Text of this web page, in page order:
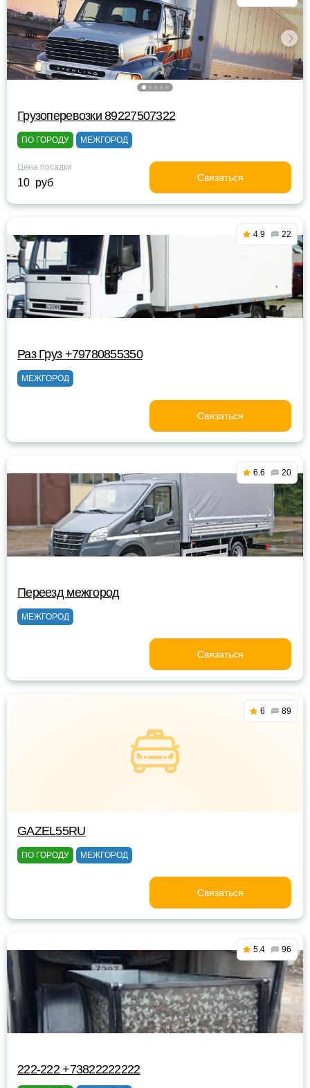
Грузоперевозки 89227507322
ПО ГОРОДУ МЕЖГОРОД
Цена посадки
10 руб Связаться
4.9 22
Раз Груз +79780855350
МЕЖГОРОД
Связаться
6.6 20
Переезд межгород
МЕЖГОРОД
Связаться
6 89
GAZEL55RU
ПО ГОРОДУ МЕЖГОРОД
Связаться
5.4 96
222-222 +73822222222